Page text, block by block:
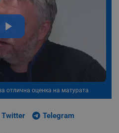
отлична оценка на матурата
Twitter Telegram